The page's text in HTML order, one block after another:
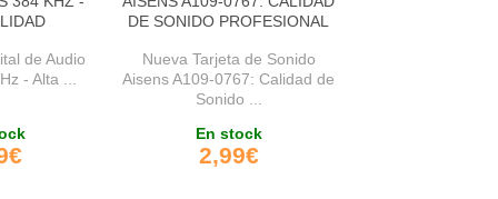
de Audio
- Alta ...
DE SONIDO PROFESIONAL
Nueva Tarjeta de Sonido
Aisens A109-0767: Calidad de
Sonido ...
En stock
2,99€